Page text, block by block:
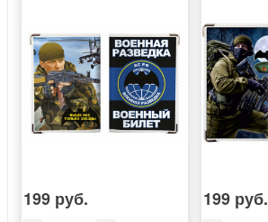
199 руб. 199 руб.